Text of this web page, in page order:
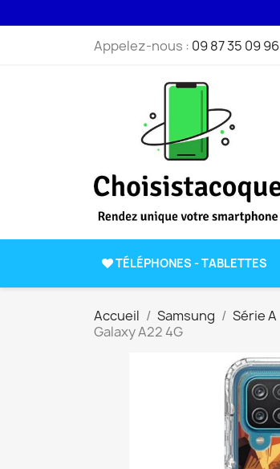
Appelez-nous : 09 87 35 09 96
TÉLÉPHONES - TABLETTES
Accueil Samsung Série A
Galaxy A22 4G